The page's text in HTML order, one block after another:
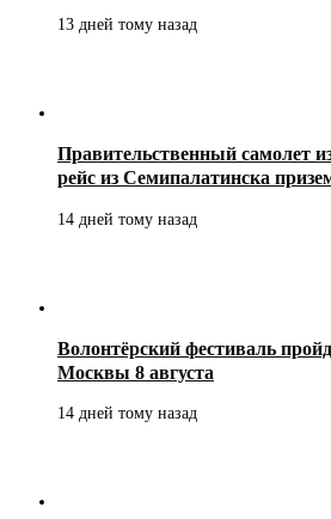
13 дней тому назад
Правительственный самолет
рейс из Семипалатинска
14 дней тому назад
Волонтёрский фестиваль
Москвы 8 августа
14 дней тому назад